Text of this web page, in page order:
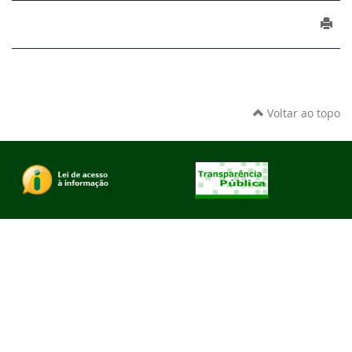
Voltar ao topo